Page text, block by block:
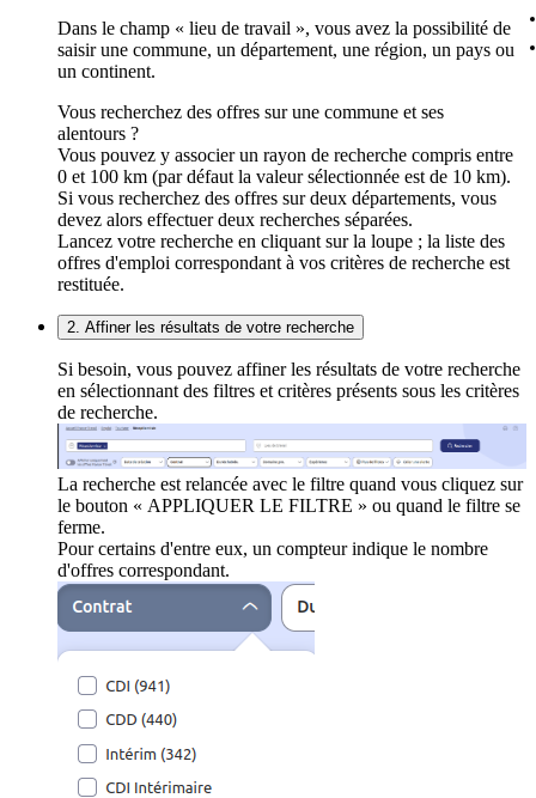
Dans le champ « lieu de travail », vous avez la possibilité de
saisir une commune, un département, une région, un pays ou
un continent.
Vous recherchez des offres sur une commune et ses
alentours ?
Vous pouvez y associer un rayon de recherche compris entre
0 et 100 km (par défaut la valeur sélectionnée est de 10 km).
Si vous recherchez des offres sur deux départements, vous
devez alors effectuer deux recherches séparées.
Lancez votre recherche en cliquant sur la loupe ; la liste des
offres d'emploi correspondant à vos critères de recherche est
restituée.
2. Affiner les résultats de votre recherche
Si besoin, vous pouvez affiner les résultats de votre recherche
en sélectionnant des filtres et critères présents sous les critères
de recherche.
La recherche est relancée avec le filtre quand vous cliquez sur
le bouton « APPLIQUER LE FILTRE » ou quand le filtre se
ferme.
Pour certains d'entre eux, un compteur indique le nombre
d'offres correspondant.